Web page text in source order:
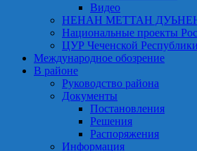
Видео
НЕНАН МЕТТАН
Национальные проекты
ЦУР Чеченской Республики
Международное обозрение
В районе
Руководство района
Документы
Постановления
Решения
Распоряжения
Информация